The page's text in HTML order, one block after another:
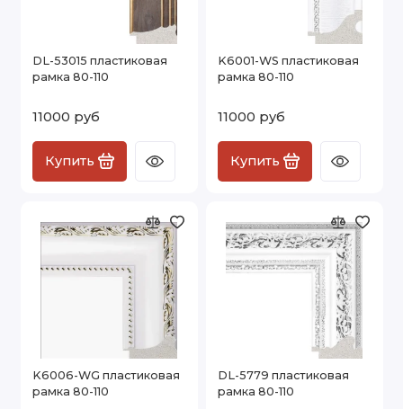
DL-53015 пластиковая
рамка 80-110
11000 руб
Купить
K6001-WS пластиковая
рамка 80-110
11000 руб
Купить
K6006-WG пластиковая
рамка 80-110
DL-5779 пластиковая
рамка 80-110